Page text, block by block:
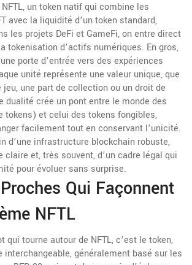
NFTL, un token natif qui combine les
avec la liquidité d’un token standard,
les projets DeFi et GameFi, on entre direct
tokenisation d’actifs numériques. En gros,
porte d’entrée vers des expériences
unité représente une valeur unique, que
une part de collection ou un droit de
dualité crée un pont entre le monde des
tokens) et celui des tokens fongibles,
facilement tout en conservant l’unicité.
d’une infrastructure blockchain robuste,
claire et, très souvent, d’un cadre légal qui
pour évoluer sans surprise.
Qui Façonnent
NFTL
qui tourne autour de NFTL, c’est le token,
interchangeable, généralement basé sur les